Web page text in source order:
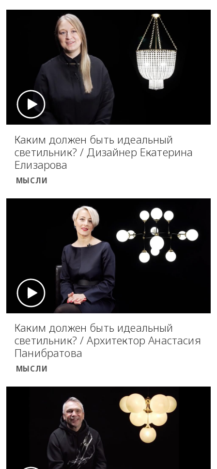
Каким должен быть идеальный
светильник? / Дизайнер Екатерина
Елизарова
МЫСЛИ
Каким должен быть идеальный
светильник? / Архитектор Анастасия
Панибратова
МЫСЛИ